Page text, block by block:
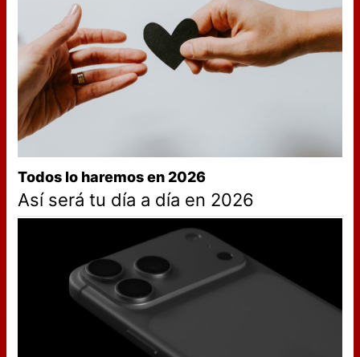
Todos lo haremos en 2026
Así será tu día a día en 2026